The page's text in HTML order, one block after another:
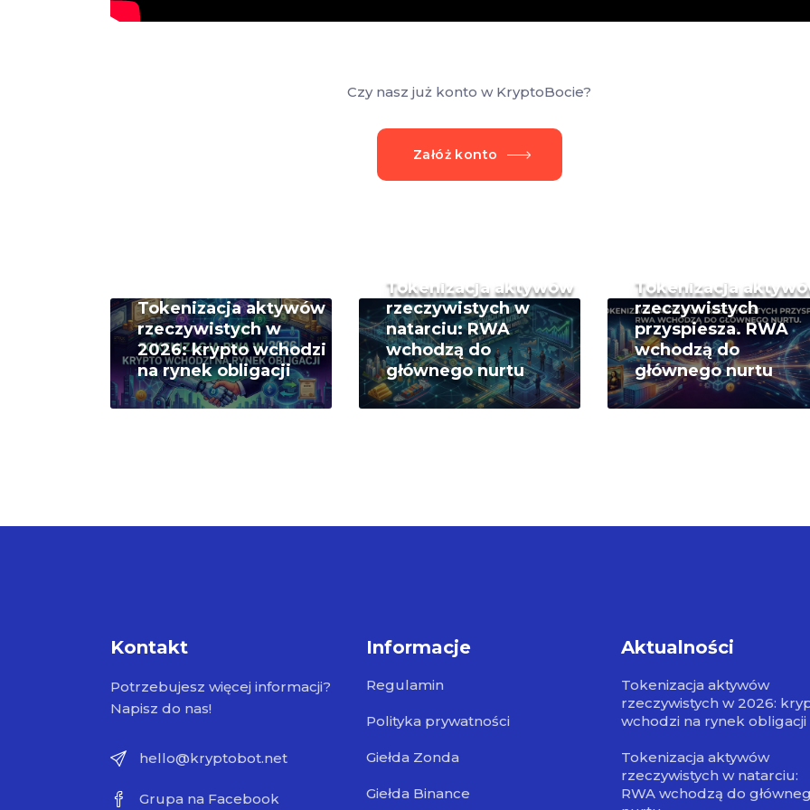
Czy nasz już konto w KryptoBocie?
Załóż konto
Tokenizacja aktywów
rzeczywistych w
2026: krypto wchodzi
na rynek obligacji
Tokenizacja aktywów
rzeczywistych w
natarciu: RWA
wchodzą do
głównego nurtu
Tokenizacja
rzeczywistych
przyspiesza. RWA
wchodzą do
głównego nurtu
Kontakt
Potrzebujesz więcej informacji?
Napisz do nas!
hello@kryptobot.net
Grupa na Facebook
Informacje
Regulamin
Polityka prywatności
Giełda Zonda
Giełda Binance
Aktualności
Tokenizacja aktywów
rzeczywistych w 2026:
wchodzi na rynek obligacji
Tokenizacja aktywów
rzeczywistych w natarciu:
RWA wchodzą do